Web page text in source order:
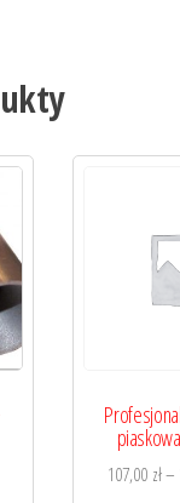
107,00 zł–